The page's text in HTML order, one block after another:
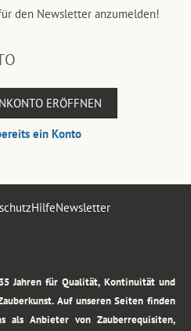
den Newsletter anzumelden!
ERÖFFNEN
ein Konto
HilfeNewsletter
Jahren für Qualität, Kontinuität und
Auf unseren Seiten finden
als Anbieter von Zauberrequisiten,